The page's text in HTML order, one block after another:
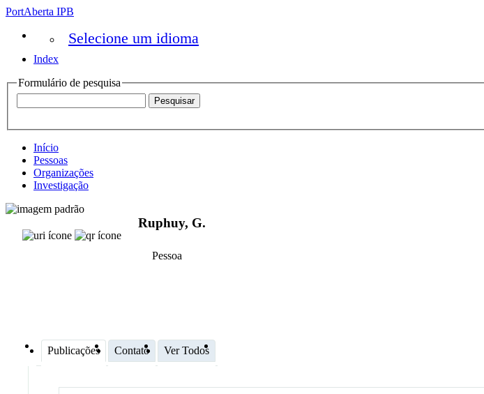
PortAberta IPB
Selecione um idioma
Index
Formulário de pesquisa
Início
Pessoas
Organizações
Investigação
Ruphuy, G.
Pessoa
Publicações Contato Ver Todos